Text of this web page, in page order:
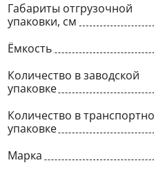
Габариты отгрузочной
упаковки, см
Ёмкость
Количество в заводской
упаковке
Количество в
упаковке
Марка